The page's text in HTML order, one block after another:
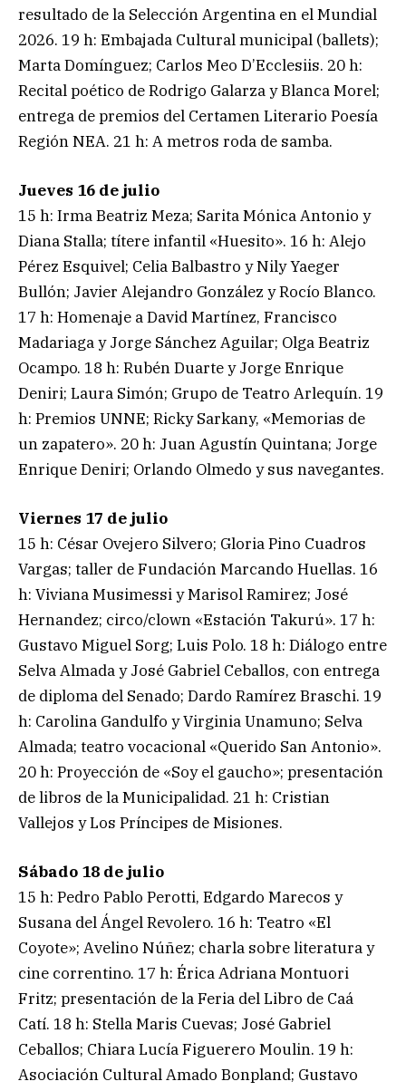
resultado de la Selección Argentina en el Mundial
2026. 19 h: Embajada Cultural municipal (ballets);
Marta Domínguez; Carlos Meo D’Ecclesiis. 20 h:
Recital poético de Rodrigo Galarza y Blanca Morel;
entrega de premios del Certamen Literario Poesía
Región NEA. 21 h: A metros roda de samba.
Jueves 16 de julio
15 h: Irma Beatriz Meza; Sarita Mónica Antonio y
Diana Stalla; títere infantil «Huesito». 16 h: Alejo
Pérez Esquivel; Celia Balbastro y Nily Yaeger
Bullón; Javier Alejandro González y Rocío Blanco.
17 h: Homenaje a David Martínez, Francisco
Madariaga y Jorge Sánchez Aguilar; Olga Beatriz
Ocampo. 18 h: Rubén Duarte y Jorge Enrique
Deniri; Laura Simón; Grupo de Teatro Arlequín. 19
h: Premios UNNE; Ricky Sarkany, «Memorias de
un zapatero». 20 h: Juan Agustín Quintana; Jorge
Enrique Deniri; Orlando Olmedo y sus navegantes.
Viernes 17 de julio
15 h: César Ovejero Silvero; Gloria Pino Cuadros
Vargas; taller de Fundación Marcando Huellas. 16
h: Viviana Musimessi y Marisol Ramirez; José
Hernandez; circo/clown «Estación Takurú». 17 h:
Gustavo Miguel Sorg; Luis Polo. 18 h: Diálogo entre
Selva Almada y José Gabriel Ceballos, con entrega
de diploma del Senado; Dardo Ramírez Braschi. 19
h: Carolina Gandulfo y Virginia Unamuno; Selva
Almada; teatro vocacional «Querido San Antonio».
20 h: Proyección de «Soy el gaucho»; presentación
de libros de la Municipalidad. 21 h: Cristian
Vallejos y Los Príncipes de Misiones.
Sábado 18 de julio
15 h: Pedro Pablo Perotti, Edgardo Marecos y
Susana del Ángel Revolero. 16 h: Teatro «El
Coyote»; Avelino Núñez; charla sobre literatura y
cine correntino. 17 h: Érica Adriana Montuori
Fritz; presentación de la Feria del Libro de Caá
Catí. 18 h: Stella Maris Cuevas; José Gabriel
Ceballos; Chiara Lucía Figuerero Moulin. 19 h:
Asociación Cultural Amado Bonpland; Gustavo